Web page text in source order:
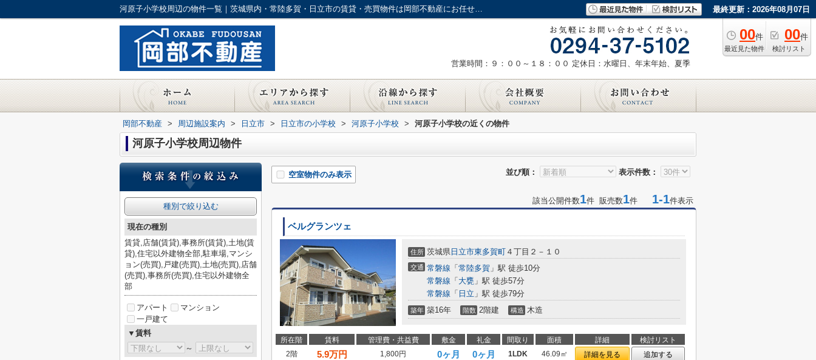
河原子小学校周辺の物件一覧｜茨城県内・常陸多賀・日立市の賃貸・売買物件は岡部不動産にお任せ下さい 最終更新：2026年08月07日
00件
最近見た物件
00件
検討リスト
営業時間：９：００～１８：００ 定休日：水曜日、年末年始、夏季
岡部不動産 > 周辺施設案内 > 日立市 > 日立市の小学校 > 河原子小学校 > 河原子小学校の近くの物件
河原子小学校周辺物件
並び順： 表示件数：
空室物件のみ表示
該当公開件数1件 販売数1件 1-1件表示
ベルグランツェ
住所 茨城県 日立市東多賀町 ４丁目２－１０
交通 常磐線 「 常陸多賀 」駅 徒歩10分
常磐線 「 大甕 」駅 徒歩57分
常磐線 「 日立 」駅 徒歩79分
築年 築16年 階数 2階建 構造 木造
所在階 賃料 管理費・共益費 敷金 礼金 間取り 面積 詳細
検討リスト
2階
5.9万円 1,800円 0ヶ月 0ヶ月 1LDK 46.09㎡ 詳細を見る 追加する
種別で絞り込む
現在の種別
賃貸,店舗(賃貸),事務所(賃貸),土地(賃
貸),住宅以外建物全部,駐車場,マンシ
ョン(売買),戸建(売買),土地(売買),店舗
(売買),事務所(売買),住宅以外建物全
部
アパート
マンション
一戸建て
▼賃料
～